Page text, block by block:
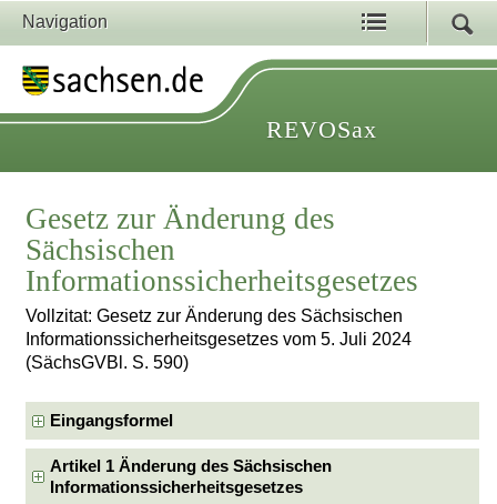
Navigation
REVOSax
Gesetz zur Änderung des
Sächsischen
Informationssicherheitsgesetzes
Vollzitat: Gesetz zur Änderung des Sächsischen
Informationssicherheitsgesetzes vom 5. Juli 2024
(SächsGVBl. S. 590)
Eingangsformel
Artikel 1 Änderung des Sächsischen
Informationssicherheitsgesetzes